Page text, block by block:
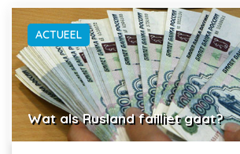
ACTUEEL
Wat als Rusland failliet gaat?